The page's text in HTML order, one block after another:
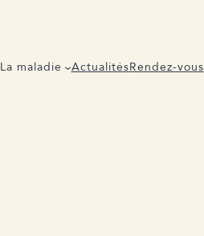
La maladie ActualitésRendez-vous